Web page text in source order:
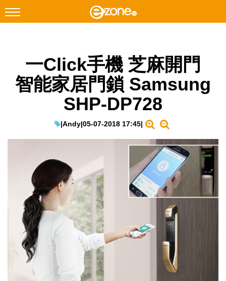
Facebook Instagram
科技焦點
教學評測
IT Times
生成式AI與雲端應用
Enterprise Digital Transformation
一Click手機 芝麻開門
智能家居門鎖 Samsung
SHP-DP728
|Andy|05-07-2018 17:45|